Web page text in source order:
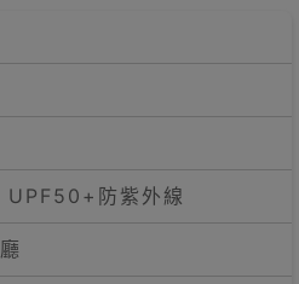
UPF50+防紫外線